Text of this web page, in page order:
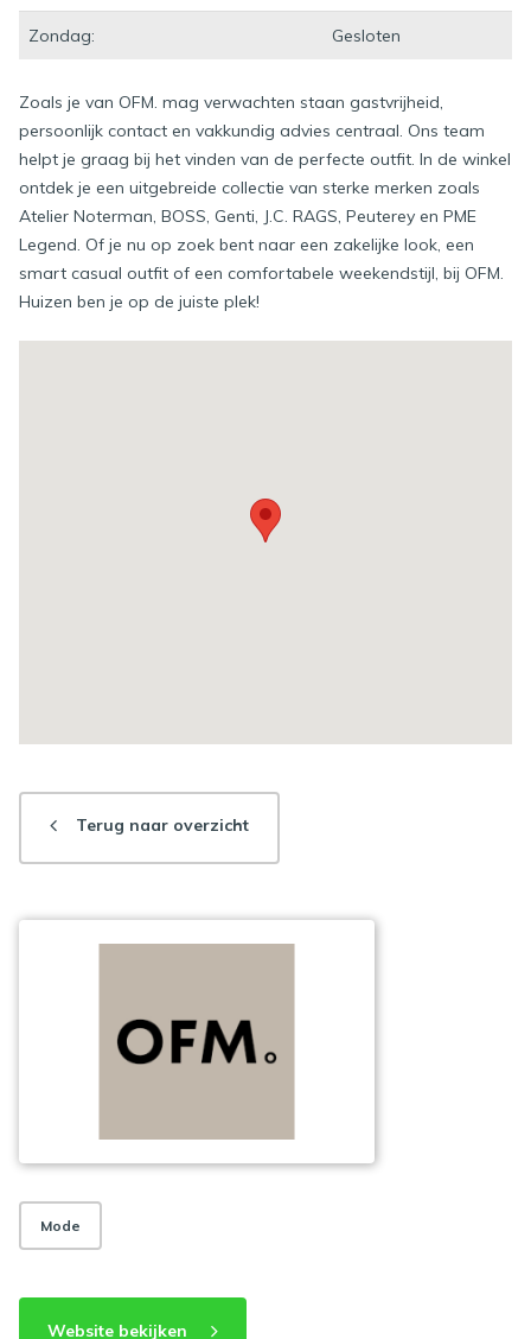
Zondag: Gesloten
Zoals je van OFM. mag verwachten staan gastvrijheid,
persoonlijk contact en vakkundig advies centraal. Ons team
helpt je graag bij het vinden van de perfecte outfit. In de winkel
ontdek je een uitgebreide collectie van sterke merken zoals
Atelier Noterman, BOSS, Genti, J.C. RAGS, Peuterey en PME
Legend. Of je nu op zoek bent naar een zakelijke look, een
smart casual outfit of een comfortabele weekendstijl, bij OFM.
Huizen ben je op de juiste plek!
Terug naar overzicht
Mode
Website bekijken